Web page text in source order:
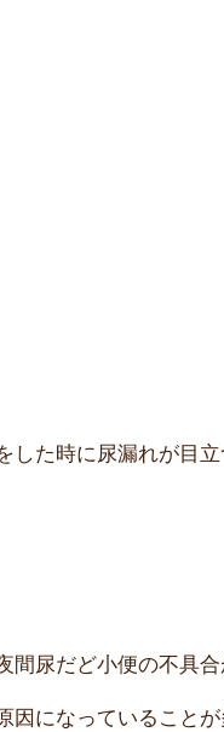
た時に尿漏れが目立
尿だど小便の不具合
になっていることが